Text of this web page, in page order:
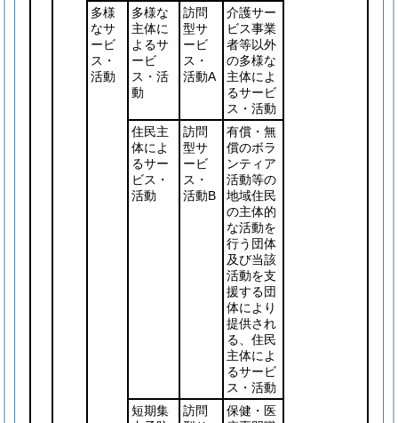
多様
なサ
ービ
ス・
活動
多様な
主体に
よるサ
ービ
ス・活
動
訪問
型サ
ービ
ス・
活動A
介護サー
ビス事業
者等以外
の多様な
主体によ
るサービ
ス・活動
住民主
体によ
るサー
ビス・
活動
訪問
型サ
ービ
ス・
活動B
有償・無
償のボラ
ンティア
活動等の
地域住民
の主体的
な活動を
行う団体
及び当該
活動を支
援する団
体により
提供され
る、住民
主体によ
るサービ
ス・活動
短期集
訪問
保健・医